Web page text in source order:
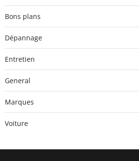
Bons plans
Dépannage
Entretien
General
Marques
Voiture